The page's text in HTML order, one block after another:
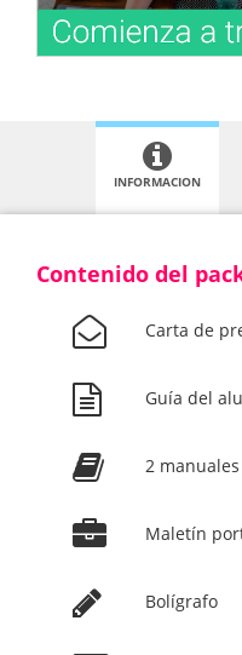
INFORMACION
Contenido del
Carta de
Guía del
2
Maletín
Bolígrafo